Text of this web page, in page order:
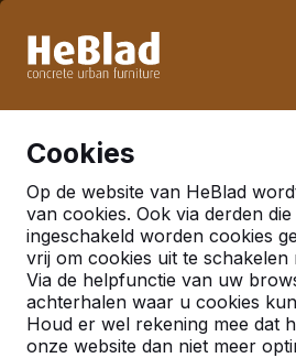
week 33. Houdt u daarom rekening
Cookies
Op de website van HeBlad
van cookies. Ook via derden
ingeschakeld worden cookies
vrij om cookies uit te schakelen
Via de helpfunctie van uw
achterhalen waar u cookies
Houd er wel rekening mee dat
onze website dan niet meer
Al meer dan 30.000